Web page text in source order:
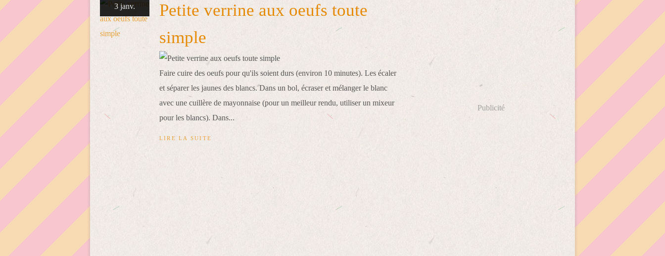
3 janv.
Petite verrine aux oeufs toute
simple
Faire cuire des oeufs pour qu'ils soient durs (environ 10 minutes). Les écaler
et séparer les jaunes des blancs. Dans un bol, écraser et mélanger le blanc
avec une cuillère de mayonnaise (pour un meilleur rendu, utiliser un mixeur
pour les blancs). Dans...
LIRE LA SUITE
Publicité